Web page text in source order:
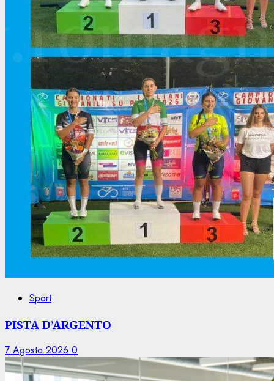
Sport
PISTA D’ARGENTO
7 Agosto 2026 0